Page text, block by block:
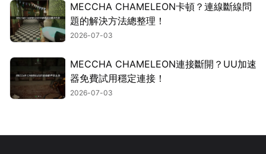
MECCHA CHAMELEON卡頓？連線斷線問
題的解決方法總整理！
2026-07-03
MECCHA CHAMELEON連接斷開？UU加速
器免費試用穩定連接！
2026-07-03